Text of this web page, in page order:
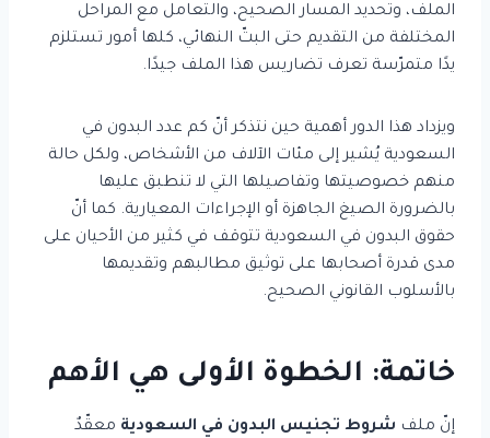
الملف، وتحديد المسار الصحيح، والتعامل مع المراحل
المختلفة من التقديم حتى البتّ النهائي، كلها أمور تستلزم
يدًا متمرّسة تعرف تضاريس هذا الملف جيدًا.
ويزداد هذا الدور أهمية حين نتذكر أنّ كم عدد البدون في
السعودية يُشير إلى مئات الآلاف من الأشخاص، ولكل حالة
منهم خصوصيتها وتفاصيلها التي لا تنطبق عليها
بالضرورة الصيغ الجاهزة أو الإجراءات المعيارية. كما أنّ
حقوق البدون في السعودية تتوقف في كثير من الأحيان على
مدى قدرة أصحابها على توثيق مطالبهم وتقديمها
بالأسلوب القانوني الصحيح.
خاتمة: الخطوة الأولى هي الأهم
إنّ ملف شروط تجنيس البدون في السعودية معقّدٌ